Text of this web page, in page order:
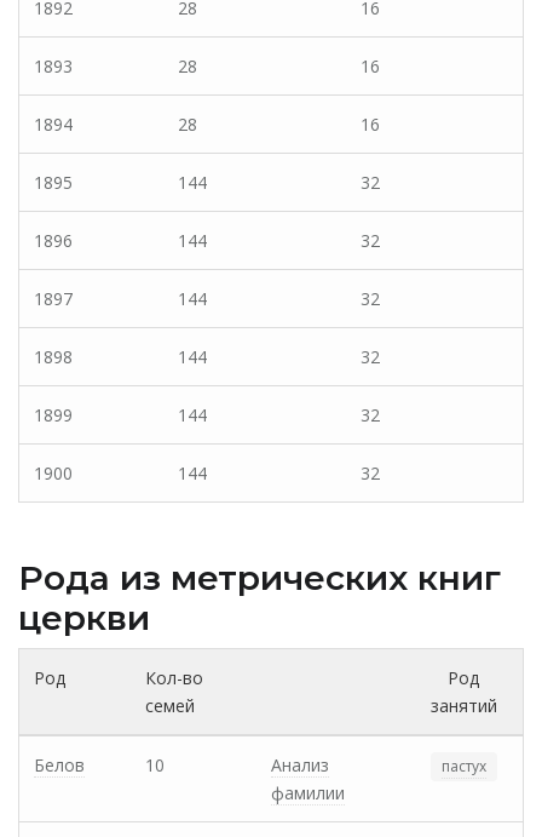
1892 28 16
1893 28 16
1894 28 16
1895 144 32
1896 144 32
1897 144 32
1898 144 32
1899 144 32
1900 144 32
Рода из метрических книг
церкви
Род
Кол-во
семей
Род
занятий
Белов 10
Анализ
фамилии
пастух